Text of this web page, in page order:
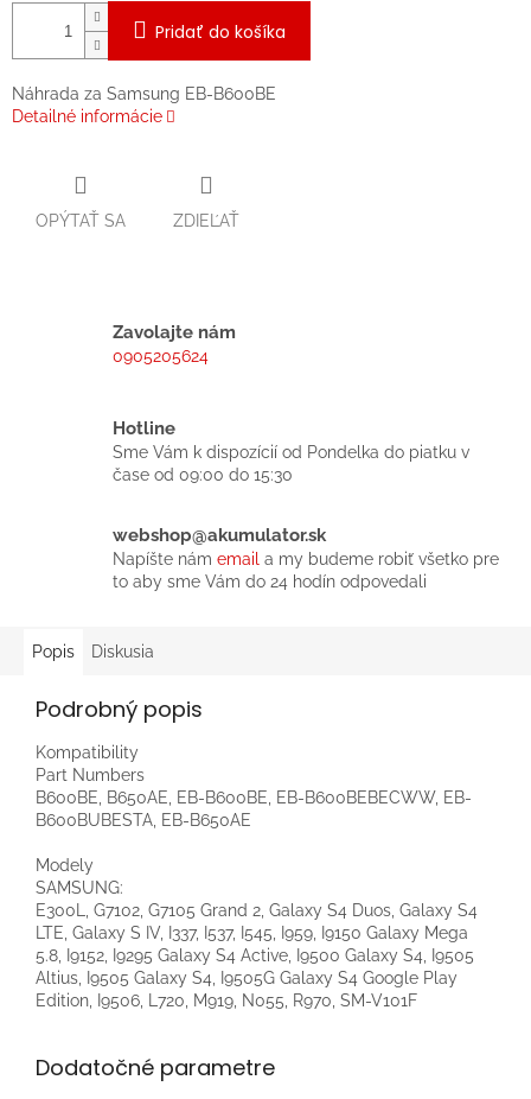
Pridať do košíka
Náhrada za Samsung EB-B600BE
Detailné informácie
OPÝTAŤ SA ZDIEĽAŤ
Zavolajte nám
0905205624
Hotline
Sme Vám k dispozícií od Pondelka do piatku v
čase od 09:00 do 15:30
webshop@akumulator.sk
Napíšte nám email a my budeme robiť všetko pre
to aby sme Vám do 24 hodín odpovedali
Popis Diskusia
Podrobný popis
Kompatibility
Part Numbers
B600BE, B650AE, EB-B600BE, EB-B600BEBECWW, EB-
B600BUBESTA, EB-B650AE
Modely
SAMSUNG:
E300L, G7102, G7105 Grand 2, Galaxy S4 Duos, Galaxy S4
LTE, Galaxy S IV, I337, I537, I545, I959, I9150 Galaxy Mega
5.8, I9152, I9295 Galaxy S4 Active, I9500 Galaxy S4, I9505
Altius, I9505 Galaxy S4, I9505G Galaxy S4 Google Play
Edition, I9506, L720, M919, N055, R970, SM-V101F
Dodatočné parametre